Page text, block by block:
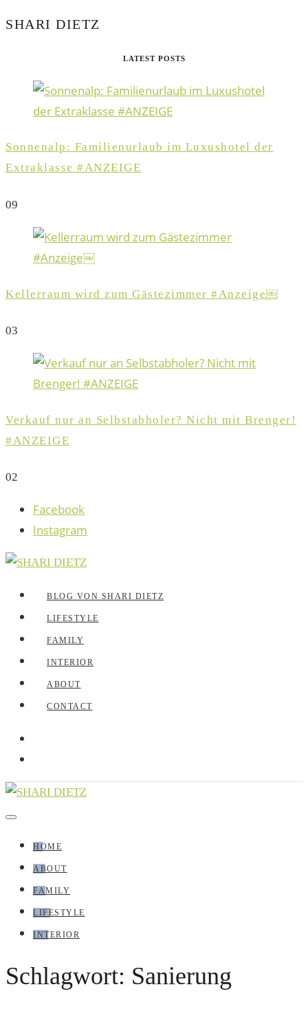
SHARI DIETZ
LATEST POSTS
Sonnenalp: Familienurlaub im Luxushotel der
Extraklasse #ANZEIGE
09
Kellerraum wird zum Gästezimmer #Anzeige￼
03
Verkauf nur an Selbstabholer? Nicht mit Brenger!
#ANZEIGE
02
Facebook
Instagram
BLOG VON SHARI DIETZ
LIFESTYLE
FAMILY
INTERIOR
ABOUT
CONTACT
HOME
ABOUT
FAMILY
LIFESTYLE
INTERIOR
Schlagwort: Sanierung